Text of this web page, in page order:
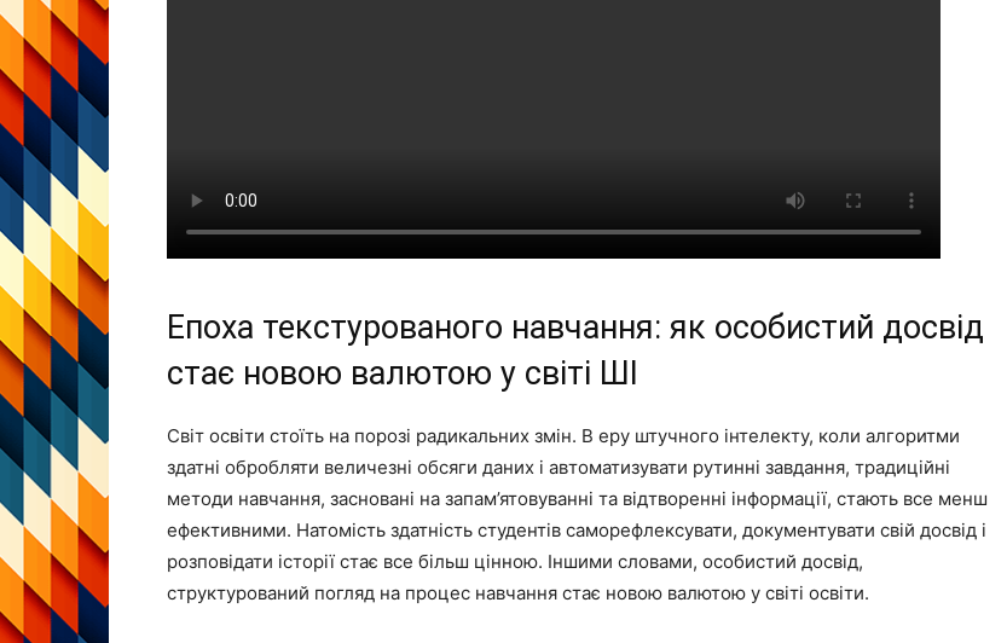
Епоха текстурованого навчання: як особистий досвід
стає новою валютою у світі ШІ
Світ освіти стоїть на порозі радикальних змін. В еру штучного інтелекту, коли алгоритми
здатні обробляти величезні обсяги даних і автоматизувати рутинні завдання, традиційні
методи навчання, засновані на запам’ятовуванні та відтворенні інформації, стають все менш
ефективними. Натомість здатність студентів саморефлексувати, документувати свій досвід і
розповідати історії стає все більш цінною. Іншими словами, особистий досвід,
структурований погляд на процес навчання стає новою валютою у світі освіти.